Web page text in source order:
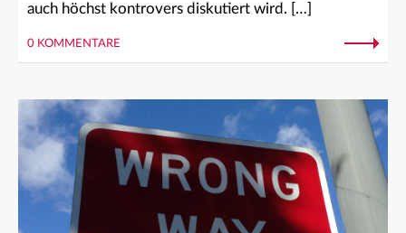
auch höchst kontrovers diskutiert wird. […]
0 KOMMENTARE